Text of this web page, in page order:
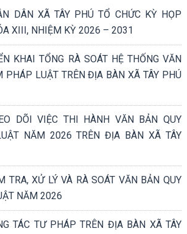
DÂN XÃ TÂY PHÚ TỔ CHỨC KỲ HỌP
LẦN THỨ 3, KHÓA XIII, NHIỆM KỲ 2026 – 2031
KHAI TỔNG RÀ SOÁT HỆ THỐNG VĂN
PHÁP LUẬT TRÊN ĐỊA BÀN XÃ TÂY PHÚ
DÕI VIỆC THI HÀNH VĂN BẢN QUY
NĂM 2026 TRÊN ĐỊA BÀN XÃ TÂY
TRA, XỬ LÝ VÀ RÀ SOÁT VĂN BẢN QUY
NĂM 2026
TÁC TƯ PHÁP TRÊN ĐỊA BÀN XÃ TÂY